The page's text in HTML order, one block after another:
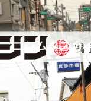
ニシムタスカ